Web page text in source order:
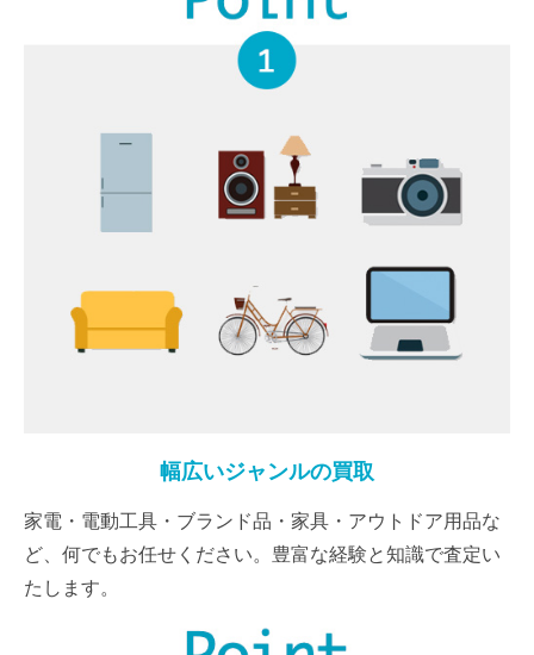
幅広いジャンルの買取
家電・電動工具・ブランド品・家具・アウトドア用品な
ど、何でもお任せください。豊富な経験と知識で査定い
たします。